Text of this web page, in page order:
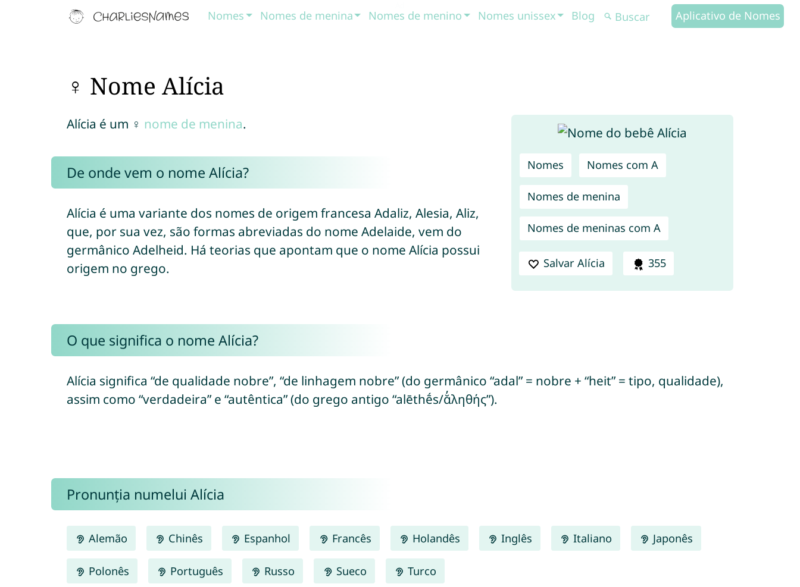
Nomes Nomes de menina Nomes de menino Nomes unissex Blog Aplicativo de Nomes
♀ Nome Alícia
Nomes Nomes com A
Nomes de menina
Nomes de meninas com A
Salvar Alícia 355
Alícia é um ♀ nome de menina.
De onde vem o nome Alícia?
Alícia é uma variante dos nomes de origem francesa Adaliz, Alesia, Aliz,
que, por sua vez, são formas abreviadas do nome Adelaide, vem do
germânico Adelheid. Há teorias que apontam que o nome Alícia possui
origem no grego.
O que significa o nome Alícia?
Alícia significa “de qualidade nobre”, “de linhagem nobre” (do germânico “adal” = nobre + “heit” = tipo, qualidade),
assim como “verdadeira” e “autêntica” (do grego antigo “alēthḗs/ᾰ̓ληθής”).
Pronunția numelui Alícia
Alemão Chinês Espanhol Francês Holandês Inglês Italiano Japonês
Polonês Português Russo Sueco Turco